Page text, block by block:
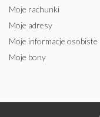
Moje rachunki
Moje adresy
Moje informacje osobiste
Moje bony